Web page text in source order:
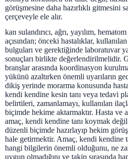
görüşmesine daha hazırlıklı gitmesini
çerçeveyle ele alır.
kan sulandırıcı, ağrı, yayılım,
açısından; önceki hastalıklar,
bulguları ve gerektiğinde laboratuvar
sonuçları birlikte değerlendirilmelidir.
branşlar arasında koordinasyon
yükünü azaltırken önemli uyarıların
dikiş yerinde morarma konusunda
kendi kendine kesin tanı veya tedavi
belirtileri, zamanlamayı, kullanılan
biçimde hekime aktarmaktır. Hasta ve
amaç, kendi kendine tanı koymak
düzenli biçimde hazırlayıp hekim
hale getirmektir. Amaç, kendi kendine
hangi bilgilerin önemli olduğunu, ne
uygun olmadığını ve takip sırasında